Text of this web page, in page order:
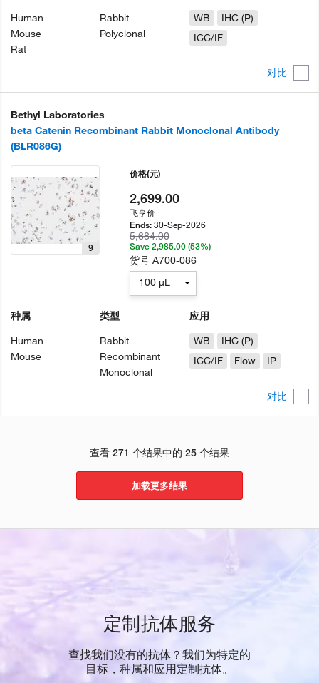
对比
Human
Mouse
Rat
Rabbit
Polyclonal
WB
IHC (P)
ICC/IF
Bethyl Laboratories
beta Catenin Recombinant Rabbit Monoclonal Antibody
(BLR086G)
对比
9
种属
Human
Mouse
类型
Rabbit
Recombinant
Monoclonal
应用
WB
IHC (P)
ICC/IF
Flow IP
价格(元)
2,699.00
飞享价
Ends:30-Sep-2026
5,684.00
Save 2,985.00 (53%)
货号A700-086
100 µL
查看 271 个结果中的 25 个结果
加载更多结果
定制抗体服务
查找我们没有的抗体？我们为特定的
目标，种属和应用定制抗体。